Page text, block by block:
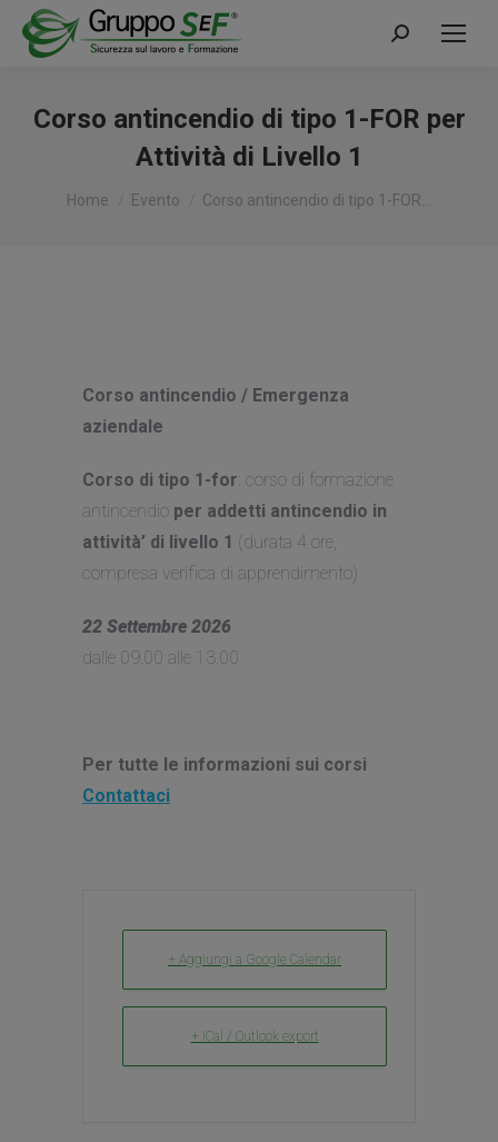
Cerca:
Corso antincendio di tipo 1-FOR per
Attività di Livello 1
Tu sei qui:
Home Evento Corso antincendio di tipo 1-FOR…
Corso antincendio / Emergenza
aziendale
Corso di tipo 1-for: corso di formazione
antincendio per addetti antincendio in
attività’ di livello 1 (durata 4 ore,
compresa verifica di apprendimento)
22 Settembre 2026
dalle 09.00 alle 13.00
Per tutte le informazioni sui corsi
Contattaci
+ Aggiungi a Google Calendar
+ iCal / Outlook export